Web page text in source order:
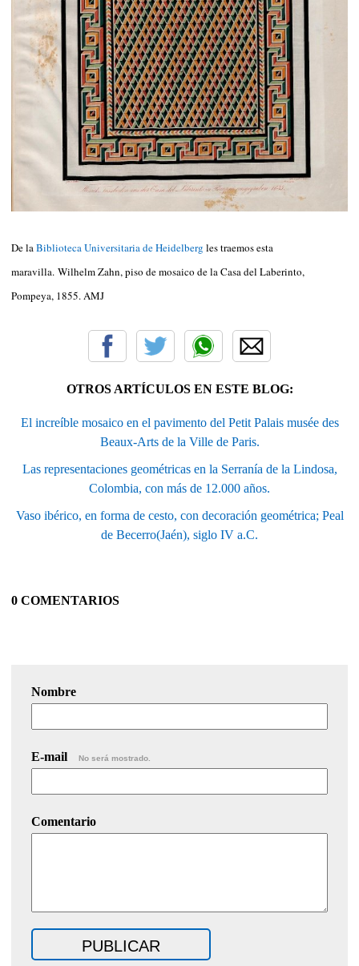
De laBiblioteca Universitaria de Heidelberg les traemos esta
maravilla. Wilhelm Zahn, piso de mosaico de la Casa del Laberinto,
Pompeya, 1855. AMJ
OTROS ARTÍCULOS EN ESTE BLOG:
El increíble mosaico en el pavimento del Petit Palais musée des
Beaux-Arts de la Ville de Paris.
Las representaciones geométricas en la Serranía de la Lindosa,
Colombia, con más de 12.000 años.
Vaso ibérico, en forma de cesto, con decoración geométrica; Peal
de Becerro(Jaén), siglo IV a.C.
0 COMENTARIOS
Nombre
E-mail No será mostrado.
Comentario